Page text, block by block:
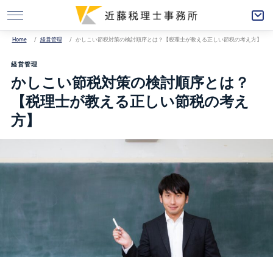
Home 経営管理 かしこい節税対策の検討順序とは？【税理士が教える正しい節税の考え方】
経営管理
かしこい節税対策の検討順序とは？
【税理士が教える正しい節税の考え
方】